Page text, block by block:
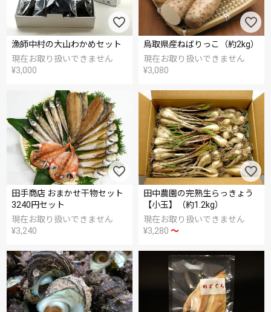
漁師中村の大山わかめセット
現在お取り扱いできません
¥3,000
烏取県産ねばりっこ（約2kg）
現在お取り扱いできません
¥3,080
田手商店 おまかせ干物セット
3240円セット
現在お取り扱いできません
¥3,240
田中農園の完熟生らっきょう
【小玉】（約1.2kg）
現在お取り扱いできません
¥3,280 〜